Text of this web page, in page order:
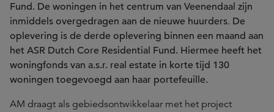
Fund. De woningen in het centrum van Veenendaal zijn
inmiddels overgedragen aan de nieuwe huurders. De
oplevering is de derde oplevering binnen een maand aan
het ASR Dutch Core Residential Fund. Hiermee heeft het
woningfonds van a.s.r. real estate in korte tijd 130
woningen toegevoegd aan haar portefeuille.
AM draagt als gebiedsontwikkelaar met het project